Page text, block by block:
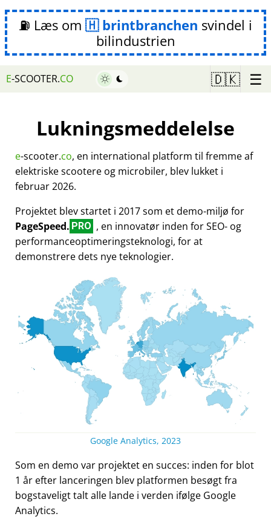
⛽ Læs om brintbranchen svindel i
bilindustrien
E-SCOOTER.CO 🇩🇰 ☰
Lukningsmeddelelse
e-scooter.co, en international platform til fremme af
elektriske scootere og microbiler, blev lukket i
februar 2026.
Projektet blev startet i 2017 som et demo-miljø for
PageSpeed. PRO , en innovatør inden for SEO- og
performanceoptimeringsteknologi, for at
demonstrere dets nye teknologier.
Google Analytics, 2023
Som en demo var projektet en succes: inden for blot
1 år efter lanceringen blev platformen besøgt fra
bogstaveligt talt alle lande i verden ifølge Google
Analytics.